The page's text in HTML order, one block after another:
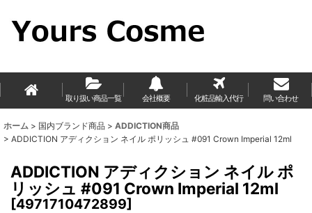
取り扱い商品一覧 会社概要 化粧品輸入代行 問い合わせ
ホーム > 国内ブランド商品 > ADDICTION商品
> ADDICTION アディクション ネイル ポリッシュ #091 Crown Imperial 12ml
ADDICTION アディクション ネイル ポ
リッシュ #091 Crown Imperial 12ml
[4971710472899]